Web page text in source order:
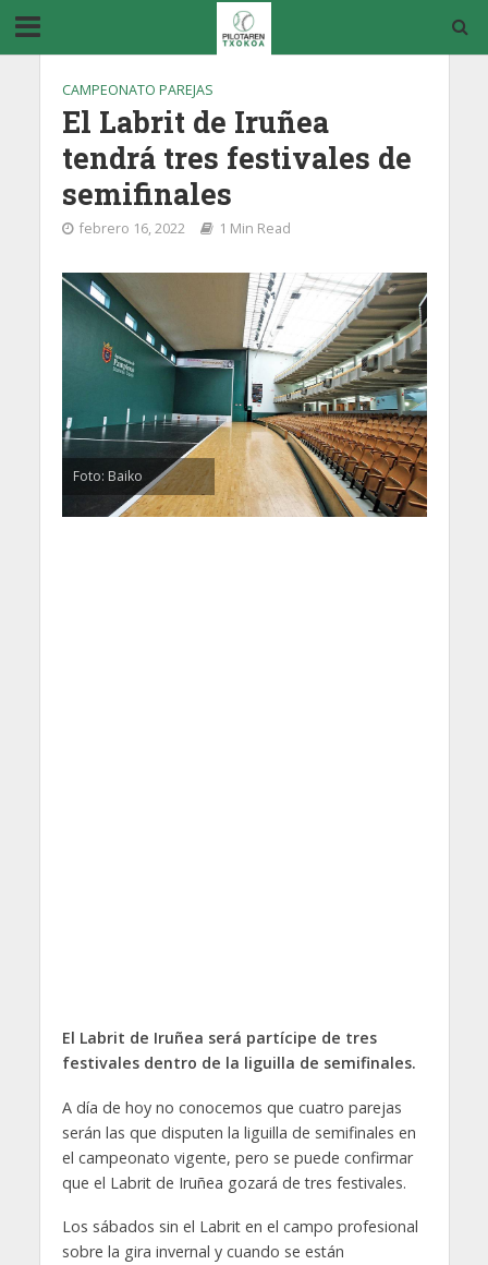
CAMPEONATO PAREJAS
El Labrit de Iruñea
tendrá tres festivales de
semifinales
febrero 16, 2022 1 Min Read
Foto: Baiko
El Labrit de Iruñea será partícipe de tres
festivales dentro de la liguilla de semifinales.
A día de hoy no conocemos que cuatro parejas
serán las que disputen la liguilla de semifinales en
el campeonato vigente, pero se puede confirmar
que el Labrit de Iruñea gozará de tres festivales.
Los sábados sin el Labrit en el campo profesional
sobre la gira invernal y cuando se están